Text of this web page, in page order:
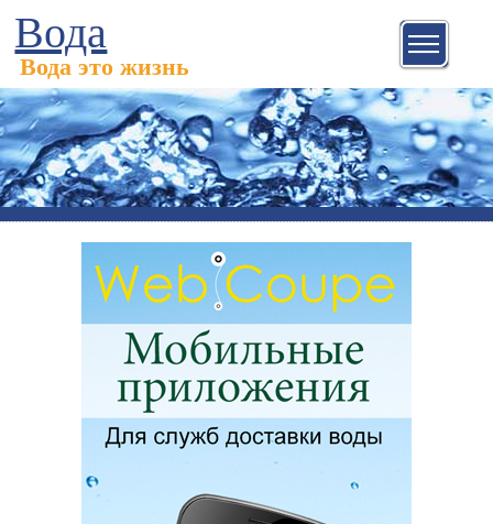
Вода
Вода это жизнь